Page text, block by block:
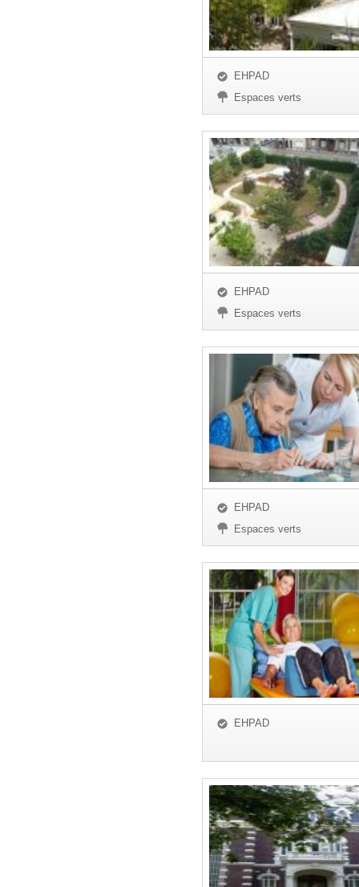
EHPAD
Espaces verts
EHPAD
Espaces verts
EHPAD
Espaces verts
EHPAD